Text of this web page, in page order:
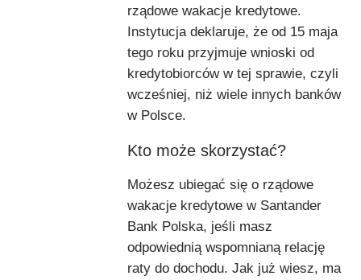
rządowe wakacje kredytowe.
Instytucja deklaruje, że od 15 maja
tego roku przyjmuje wnioski od
kredytobiorców w tej sprawie, czyli
wcześniej, niż wiele innych banków
w Polsce.
Kto może skorzystać?
Możesz ubiegać się o rządowe
wakacje kredytowe w Santander
Bank Polska, jeśli masz
odpowiednią wspomnianą relację
raty do dochodu. Jak już wiesz, ma